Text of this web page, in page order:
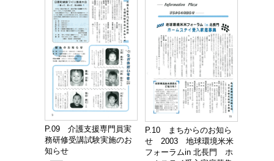
P.09 介護支援専門員実
務研修受講試験実施のお
知らせ
P.10 まちからのお知ら
せ 2003 地球環境米米
フォーラムin 北長門 ホ